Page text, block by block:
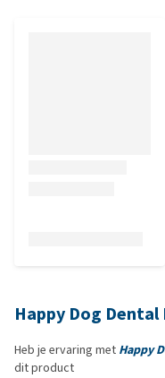
Happy Dog
Heb je ervaring met Happy
dit product